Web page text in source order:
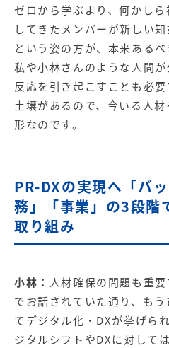
ゼロから学ぶより、何かし
してきたメンバーが新しい
という姿の方が、本来あるべ
私や小林さんのような人間
反応を引き起こすことも必
土壌があるので、今いる人
形なのです。
PR-DXの実現へ「バ
務」「事業」の3段階
取り組み
小林： 人材確保の問題も重
でお話されていた通り、も
てデジタル化・DXが挙げら
ジタルシフトやDXに対して